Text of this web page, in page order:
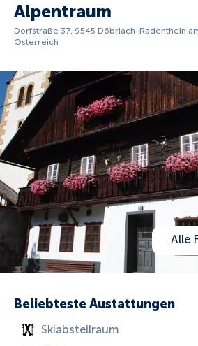
Alpentraum
Dorfstraße 37, 9545 Döbriach-Radenthein
Österreich
Alle
Beliebteste Austattungen
Skiabstellraum